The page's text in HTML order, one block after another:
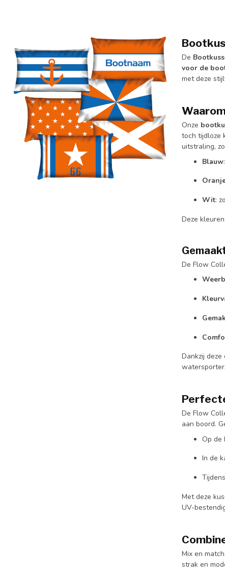
De
voor de
met deze
Onze
toch tijdloze
uitstraling,
Blauw
Wit:
Deze
De Flow
Dankzij deze
watersporter.
De Flow
aan boord.
Op de
In de
Met deze
UV-
Mix en
strak en